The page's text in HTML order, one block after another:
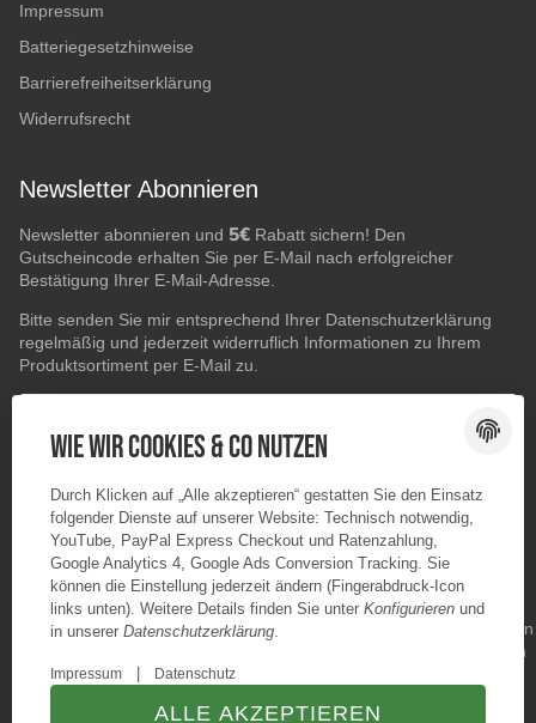
Impressum
Batteriegesetzhinweise
Barrierefreiheitserklärung
Widerrufsrecht
Newsletter Abonnieren
Newsletter abonnieren und 5€ Rabatt sichern! Den
Gutscheincode erhalten Sie per E-Mail nach erfolgreicher
Bestätigung Ihrer E-Mail-Adresse.
Bitte senden Sie mir entsprechend Ihrer Datenschutzerklärung
regelmäßig und jederzeit widerruflich Informationen zu Ihrem
Produktsortiment per E-Mail zu.
ABONNIEREN
Wie wir Cookies & Co nutzen
Durch Klicken auf „Alle akzeptieren“ gestatten Sie den Einsatz
folgender Dienste auf unserer Website: Technisch notwendig,
YouTube, PayPal Express Checkout und Ratenzahlung,
Google Analytics 4, Google Ads Conversion Tracking. Sie
können die Einstellung jederzeit ändern (Fingerabdruck-Icon
links unten). Weitere Details finden Sie unter Konfigurieren und
in unserer Datenschutzerklärung.
Impressum Datenschutz
ALLE AKZEPTIEREN